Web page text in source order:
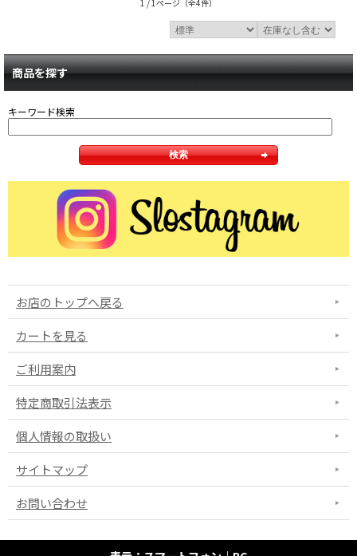
1 / 1ページ （全4件）
商品を探す
キーワード検索
お店のトップへ戻る
カートを見る
ご利用案内
特定商取引法表示
個人情報の取扱い
サイトマップ
お問い合わせ